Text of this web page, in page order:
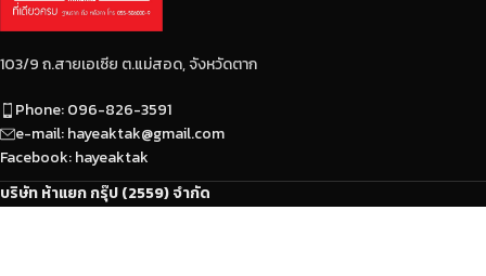
103/9 ถ.สายเอเซีย ต.แม่สอด, จังหวัดตาก
Phone: 096-826-3591
e-mail: hayeaktak@gmail.com
Facebook: hayeaktak
บริษัท ห้าแยก กรุ๊ป (2559) จำกัด